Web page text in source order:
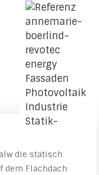
die statisch
dem Flachdach